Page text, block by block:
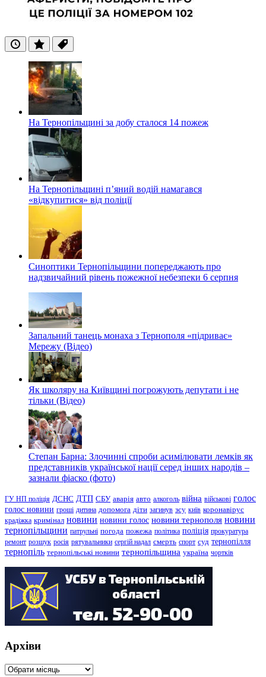
ОстанніПопулярні
Теги
На Тернопільщині за добу сталося 14 пожеж
На Тернопільщині п’яний водій намагався
«відкупитися» від поліції
Синоптики Тернопільщини попереджають про
надзвичайний рівень пожежної небезпеки 6 серпня
Запальний танець монаха з Тернополя «підриває»
Мережу (Відео)
Як школяру на Київщині погрожують депутати і не
тільки (Відео)
Степан Барна: Злочинні спроби асимілювати лемків як
представників української нації серед інших народів –
зазнали фіаско (фото)
ГУ НП поліція ДСНС ДТП СБУ аварія авто алкоголь війна військові голос
голос новини гроші дитина допомога діти загинув зсу київ коронавірус
крадіжка кримінал новини новини голос новини тернополя новини
тернопільщини патрульні погода пожежа політика поліція прокуратура
ремонт розшук росія рятувальники сергій надал смерть спорт суд тернопілля
тернопіль тернопільські новини тернопільщина україна чортків
Архіви
Архіви